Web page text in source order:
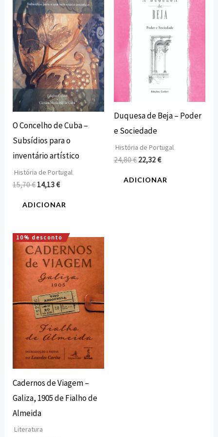
O Concelho de Cuba –
Subsídios para o
inventário artístico
História de Portugal
15,70€
15,70 €.
14,13€
14,13 €.
ADICIONAR
Duquesa de Beja – Poder
e Sociedade
História de Portugal
24,80€
24,80 €.
22,32€
22,32 €.
ADICIONAR
10% desconto
Cadernos de Viagem –
Galiza, 1905 de Fialho de
Almeida
Literatura
O
preço
original
era:
16,00 €.
O
preço
atual
é:
14,40 €.